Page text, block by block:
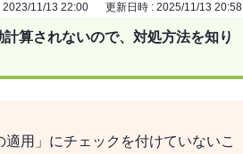
2023/11/13 22:00 更新日時 : 2025/11/13 20:58
算されないので、対処方法を知り
用」にチェックを付けていないこ